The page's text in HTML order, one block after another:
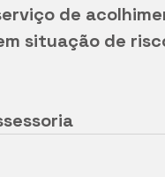
de
situação de